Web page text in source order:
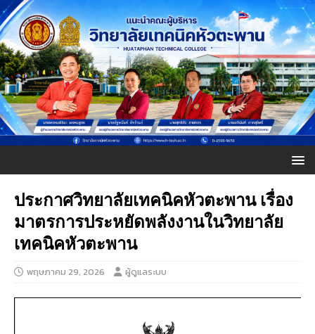
ประกาศวิทยาลัยเทคนิคหัวตะพาน เรื่อง
มาตรการประหยัดพลังงานในวิทยาลัย
เทคนิคหัวตะพาน
พฤษภาคม 29, 2026 ผู้ดูแลระบบ